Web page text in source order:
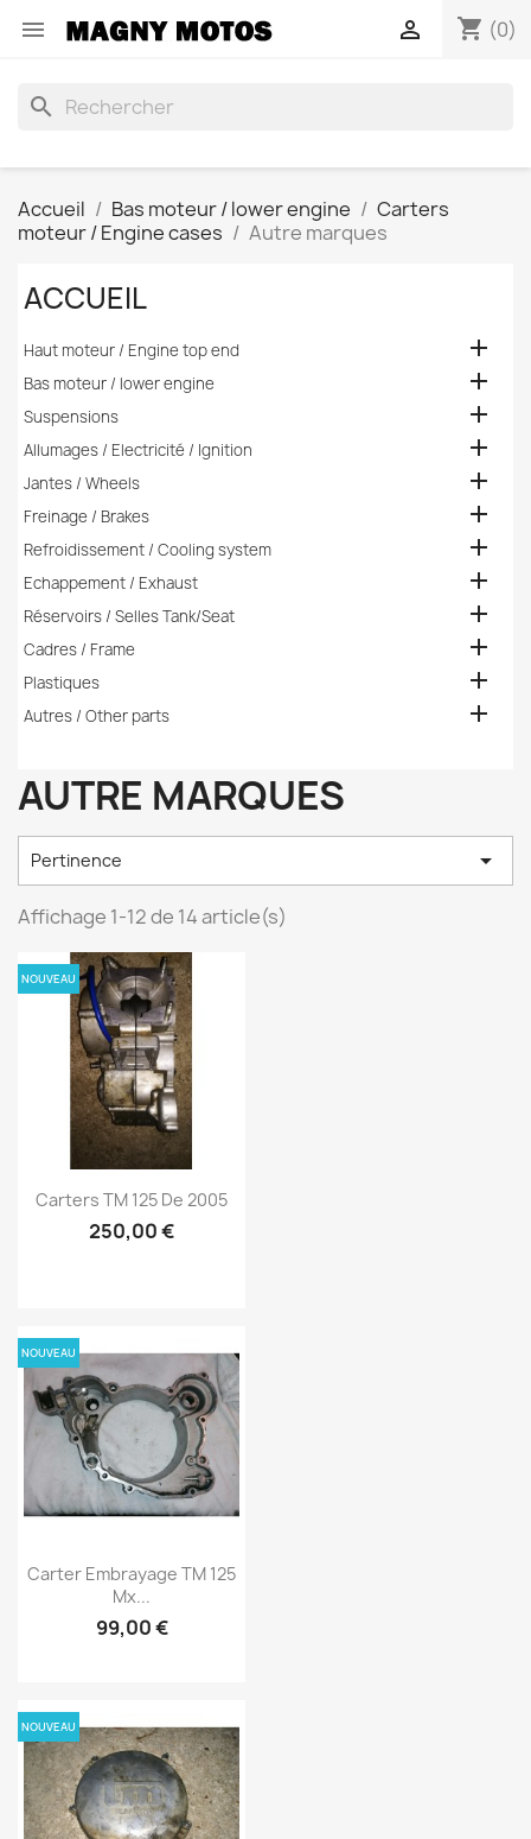
 shopping_cart (0)

search
Accueil Bas moteur / lower engine
Carters
moteur / Engine cases
Autre marques
ACCUEIL
Haut moteur / Engine top end 
Bas moteur / lower engine 
Suspensions 
Allumages / Electricité / Ignition 
Jantes / Wheels 
Freinage / Brakes 
Refroidissement / Cooling system 
Echappement / Exhaust 
Réservoirs / Selles Tank/Seat 
Cadres / Frame 
Plastiques 
Autres / Other parts 
AUTRE MARQUES
Pertinence 
Affichage 1-12 de 14 article(s)
Carters TM 125 De 2005
250,00 €
NOUVEAU
Carter Embrayage TM 125
Mx...
99,00 €
NOUVEAU
NOUVEAU